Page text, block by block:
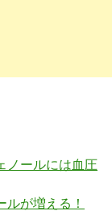
ノールには血圧
が増える！